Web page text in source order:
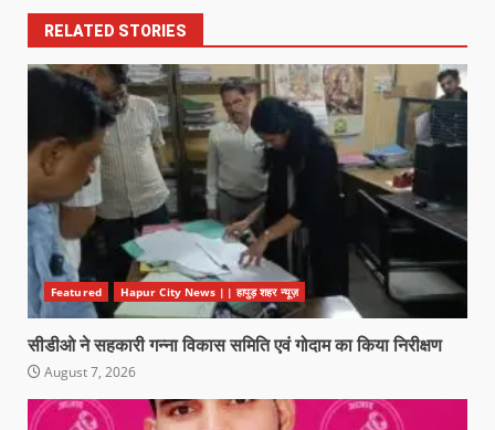
RELATED STORIES
Featured Hapur City News || हापुड़ शहर न्यूज़
सीडीओ ने सहकारी गन्ना विकास समिति एवं गोदाम का किया निरीक्षण
August 7, 2026